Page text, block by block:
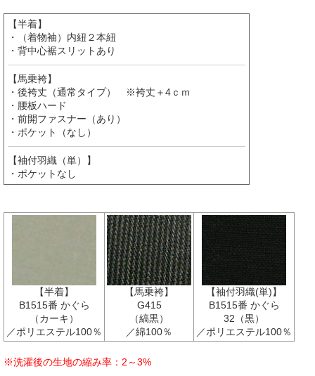
【半着】
・（着物袖）内紐２本紐
・背中心裾スリットあり
【馬乗袴】
・後袴丈（通常タイプ） ※袴丈＋4ｃｍ
・腰板ハード
・前開ファスナー（あり）
・ポケット（なし）
【袖付羽織（単）】
・ポケットなし
【半着】
B1515番 かぐら
（カーキ）
／ポリエステル100％
【馬乗袴】
G415
（縞黒）
／綿100％
【袖付羽織(単)】
B1515番 かぐら
32（黒）
／ポリエステル100％
※洗濯後の生地の縮み率：2～3%